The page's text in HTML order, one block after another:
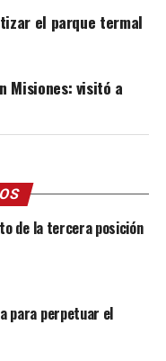
el parque termal
Misiones: visitó a
de la tercera posición
para perpetuar el